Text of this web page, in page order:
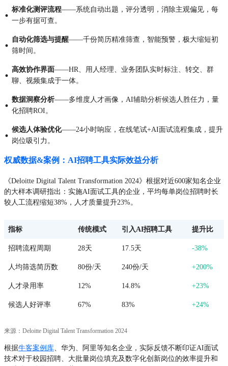
· 标准化测评流程——系统自动出题，评分透明，消除主观偏见，每
一步有据可查。
· 自动化筛选与提醒——千份简历精准筛查，智能预警，极大缩短初
筛时间。
· 高效协作界面——HR、用人经理、业务团队实时标注、转交、群
聊、视频集成于一体。
· 数据洞察分析——多维度人才画像，AI辅助分析候选人胜任力，量
化招聘ROI。
· 候选人体验优化——24小时响应，在线笔试+AI面试流程集成，提升
岗位吸引力。
权威数据&案例：AI招聘工具实际效益分析
《Deloitte Digital Talent Transformation 2024》根据对近600家知名企业
的大样本调研指出：实施AI面试工具的企业，平均每单岗位招聘时长
较人工流程缩短38%，人才质量提升23%。
指标 传统模式 引入AI招聘工具 提升比
招聘流程周期 28天 17.5天 -38%
人均筛选简历数 80份/天 240份/天 +200%
人才录用率 12% 14.8% +23%
候选人好评率 67% 83% +24%
来源：Deloitte Digital Talent Transformation 2024
根据牛客案例库、华为、阿里等知名企业，实际反馈不断印证AI面试
技术对于校园招聘、大批量岗位填充及数字化创新岗位的效率提升和